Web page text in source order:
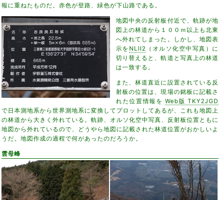
報に重ねたものだ。赤色が登路、緑色が下山路である。
地図中央の反射板付近で、軌跡が地
図上の林道から１００ｍ以上も北東
へ外れてしまった。しかし、地図表
示を NLII2 （オルソ化空中写真）に
切り替えると、軌道と写真上の林道
は一致する。
また、林道直近に設置されている反
射板の位置は、現場の銘板に記載さ
れた位置情報をWeb版 TKY2JGD
で日本測地系から世界測地系に変換してプロットしてあるが、これも地図上
の林道から大きく外れている。軌跡、オルソ化空中写真、反射板位置ともに
地図から外れているので、どうやら地図に記載された林道位置がおかしいよ
うだ。地図作成の過程で何があったのだろうか。
雲母峰